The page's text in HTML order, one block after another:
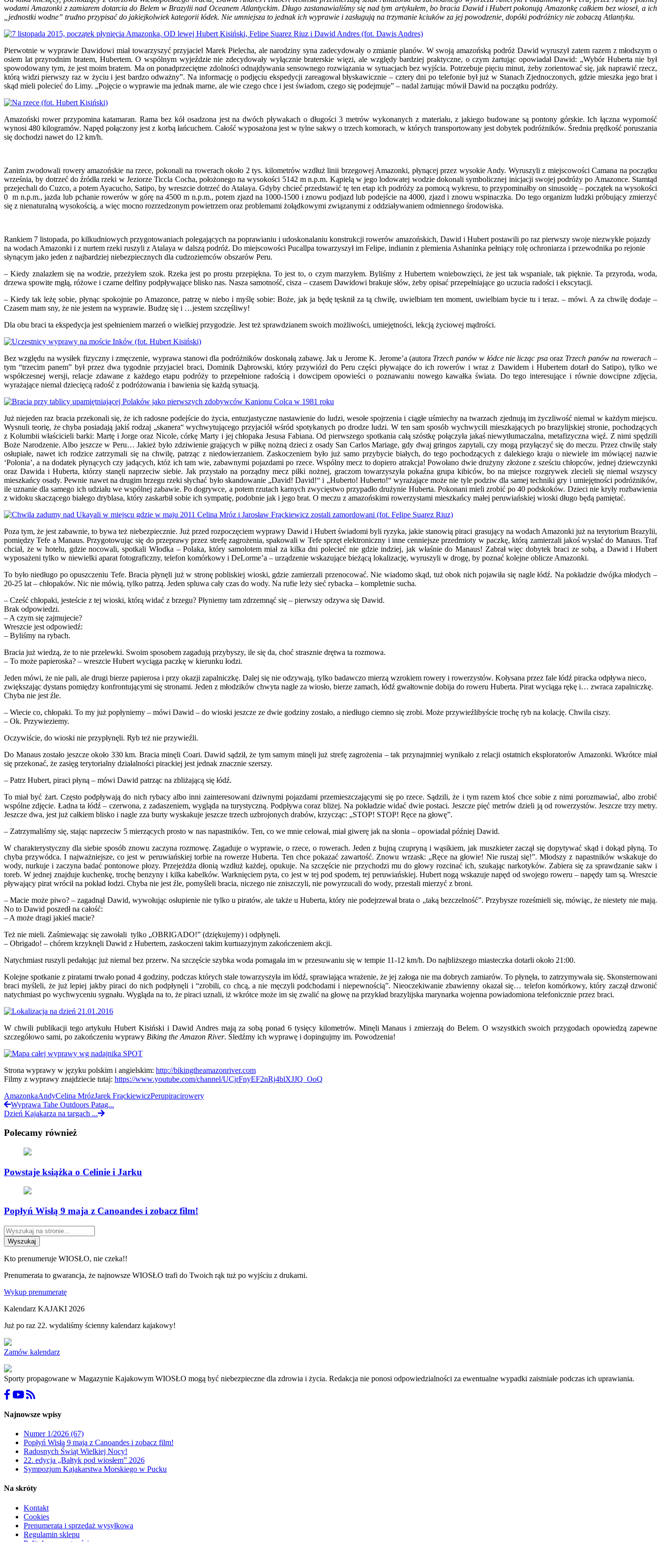
wodami Amazonki z zamiarem dotarcia do Belem w Brazylii nad Oceanem Atlantyckim. Długo zastanawialiśmy się nad tym artykułem, bo bracia Dawid i Hubert pokonują Amazonkę całkiem bez wioseł, a ich
„jednostki wodne” trudno przypisać do jakiejkolwiek kategorii łódek. Nie umniejsza to jednak ich wyprawie i zasługują na trzymanie kciuków za jej powodzenie, dopóki podróżnicy nie zobaczą Atlantyku.
Pierwotnie w wyprawie Dawidowi miał towarzyszyć przyjaciel Marek Pielecha, ale narodziny syna zadecydowały o zmianie planów. W swoją amazońską podróż Dawid wyruszył zatem razem z młodszym o
osiem lat przyrodnim bratem, Hubertem. O wspólnym wyjeździe nie zdecydowały wyłącznie braterskie więzi, ale względy bardziej praktyczne, o czym żartując opowiadał Dawid: „Wybór Huberta nie był
spowodowany tym, że jest moim bratem. Ma on ponadprzeciętne zdolności odnajdywania sensownego rozwiązania w sytuacjach bez wyjścia. Potrzebuje pięciu minut, żeby zorientować się, jak naprawić rzecz,
którą widzi pierwszy raz w życiu i jest bardzo odważny”. Na informację o podjęciu ekspedycji zareagował błyskawicznie – cztery dni po telefonie był już w Stanach Zjednoczonych, gdzie mieszka jego brat i
skąd mieli polecieć do Limy. „Pojęcie o wyprawie ma jednak marne, ale wie czego chce i jest świadom, czego się podejmuje” – nadal żartując mówił Dawid na początku podróży.
Amazoński rower przypomina katamaran. Rama bez kół osadzona jest na dwóch pływakach o długości 3 metrów wykonanych z materiału, z jakiego budowane są pontony górskie. Ich łączna wyporność
wynosi 480 kilogramów. Napęd połączony jest z korbą łańcuchem. Całość wyposażona jest w tylne sakwy o trzech komorach, w których transportowany jest dobytek podróżników. Średnia prędkość poruszania
się dochodzi nawet do 12 km/h.
Zanim zwodowali rowery amazońskie na rzece, pokonali na rowerach około 2 tys. kilometrów wzdłuż linii brzegowej Amazonki, płynącej przez wysokie Andy. Wyruszyli z miejscowości Camana na początku
września, by dotrzeć do źródła rzeki w Jeziorze Ticcla Cocha, położonego na wysokości 5142 m n.p.m. Kąpielą w jego lodowatej wodzie dokonali symbolicznej inicjacji swojej podróży po Amazonce. Stamtąd
przejechali do Cuzco, a potem Ayacucho, Satipo, by wreszcie dotrzeć do Atalaya. Gdyby chcieć przedstawić tę ten etap ich podróży za pomocą wykresu, to przypominałby on sinusoidę – początek na wysokości
0 m n.p.m., jazda lub pchanie rowerów w górę na 4500 m n.p.m., potem zjazd na 1000-1500 i znowu podjazd lub podejście na 4000, zjazd i znowu wspinaczka. Do tego organizm ludzki próbujący zmierzyć
się z nienaturalną wysokością, a więc mocno rozrzedzonym powietrzem oraz problemami żołądkowymi związanymi z oddziaływaniem odmiennego środowiska.
Rankiem 7 listopada, po kilkudniowych przygotowaniach polegających na poprawianiu i udoskonalaniu konstrukcji rowerów amazońskich, Dawid i Hubert postawili po raz pierwszy swoje niezwykłe pojazdy
na wodach Amazonki i z nurtem rzeki ruszyli z Atalaya w dalszą podróż. Do miejscowości Pucallpa towarzyszył im Felipe, indianin z plemienia Ashaninka pełniący rolę ochroniarza i przewodnika po rejonie
słynącym jako jeden z najbardziej niebezpiecznych dla cudzoziemców obszarów Peru.
– Kiedy znalazłem się na wodzie, przeżyłem szok. Rzeka jest po prostu przepiękna. To jest to, o czym marzyłem. Byliśmy z Hubertem wniebowzięci, że jest tak wspaniale, tak pięknie. Ta przyroda, woda,
drzewa spowite mgłą, różowe i czarne delfiny podpływające blisko nas. Nasza samotność, cisza – czasem Dawidowi brakuje słów, żeby opisać przepełniające go uczucia radości i ekscytacji.
– Kiedy tak leżę sobie, płynąc spokojnie po Amazonce, patrzę w niebo i myślę sobie: Boże, jak ja będę tęsknił za tą chwilę, uwielbiam ten moment, uwielbiam bycie tu i teraz. – mówi. A za chwilę dodaje –
Czasem mam sny, że nie jestem na wyprawie. Budzę się i …jestem szczęśliwy!
Dla obu braci ta ekspedycja jest spełnieniem marzeń o wielkiej przygodzie. Jest też sprawdzianem swoich możliwości, umiejętności, lekcją życiowej mądrości.
Bez względu na wysiłek fizyczny i zmęczenie, wyprawa stanowi dla podróżników doskonałą zabawę. Jak u Jerome K. Jerome’a (autora Trzech panów w łódce nie licząc psaoraz Trzech panów na rowerach­–
tym “trzecim panem” był przez dwa tygodnie przyjaciel braci, Dominik Dąbrowski, który przywiózł do Peru części pływające do ich rowerów i wraz z Dawidem i Hubertem dotarł do Satipo), tylko we
współczesnej wersji, relacje zdawane z każdego etapu podróży to przepełnione radością i dowcipem opowieści o poznawaniu nowego kawałka świata. Do tego interesujące i równie dowcipne zdjęcia,
wyrażające niemal dziecięcą radość z podróżowania i bawienia się każdą sytuacją.
Już niejeden raz bracia przekonali się, że ich radosne podejście do życia, entuzjastyczne nastawienie do ludzi, wesołe spojrzenia i ciągłe uśmiechy na twarzach zjednują im życzliwość niemal w każdym miejscu.
Wysnuli teorię, że chyba posiadają jakiś rodzaj „skanera“ wychwytującego przyjaciół wśród spotykanych po drodze ludzi. W ten sam sposób wychwycili mieszkających po brazylijskiej stronie, pochodzących
z Kolumbii właścicieli barki: Martę i Jorge oraz Nicole, córkę Marty i jej chłopaka Jesusa Fabiana. Od pierwszego spotkania całą szóstkę połączyła jakaś niewytłumaczalna, metafizyczna więź. Z nimi spędzili
Boże Narodzenie. Albo jeszcze w Peru… Jakież było zdziwienie grających w piłkę nożną dzieci z osady San Carlos Mariage, gdy dwaj gringos zapytali, czy mogą przyłączyć się do meczu. Przez chwilę stały
osłupiałe, nawet ich rodzice zatrzymali się na chwilę, patrząc z niedowierzaniem. Zaskoczeniem było już samo przybycie białych, do tego pochodzących z dalekiego kraju o niewiele im mówiącej nazwie
‘Polonia’, a na dodatek płynących czy jadących, któż ich tam wie, zabawnymi pojazdami po rzece. Wspólny mecz to dopiero atrakcja! Powołano dwie drużyny złożone z sześciu chłopców, jednej dziewczynki
oraz Dawida i Huberta, którzy stanęli naprzeciw siebie. Jak przystało na porządny mecz piłki nożnej, graczom towarzyszyła pokaźna grupa kibiców, bo na miejsce rozgrywek zlecieli się niemal wszyscy
mieszkańcy osady. Pewnie nawet na drugim brzegu rzeki słychać było skandowanie „David! David!“ i „Huberto! Huberto!“ wyrażające może nie tyle podziw dla samej techniki gry i umiejętności podróżników,
ile uznanie dla samego ich udziału we wspólnej zabawie. Po dogrywce, a potem rzutach karnych zwycięstwo przypadło drużynie Huberta. Pokonani mieli zrobić po 40 podskoków. Dzieci nie kryły rozbawienia
z widoku skaczącego białego dryblasa, który zaskarbił sobie ich sympatię, podobnie jak i jego brat. O meczu z amazońskimi rowerzystami mieszkańcy małej peruwiańskiej wioski długo będą pamiętać.
Poza tym, że jest zabawnie, to bywa też niebezpiecznie. Już przed rozpoczęciem wyprawy Dawid i Hubert świadomi byli ryzyka, jakie stanowią piraci grasujący na wodach Amazonki już na terytorium Brazylii,
pomiędzy Tefe a Manaus. Przygotowując się do przeprawy przez strefę zagrożenia, spakowali w Tefe sprzęt elektroniczny i inne cenniejsze przedmioty w paczkę, którą zamierzali jakoś wysłać do Manaus. Traf
chciał, że w hotelu, gdzie nocowali, spotkali Włodka – Polaka, który samolotem miał za kilka dni polecieć nie gdzie indziej, jak właśnie do Manaus! Zabrał więc dobytek braci ze sobą, a Dawid i Hubert
wyposażeni tylko w niewielki aparat fotograficzny, telefon komórkowy i DeLorme’a – urządzenie wskazujące bieżącą lokalizację, wyruszyli w drogę, by poznać kolejne oblicze Amazonki.
To było niedługo po opuszczeniu Tefe. Bracia płynęli już w stronę pobliskiej wioski, gdzie zamierzali przenocować. Nie wiadomo skąd, tuż obok nich pojawiła się nagle łódź. Na pokładzie dwójka młodych –
20-25 lat – chłopaków. Nic nie mówią, tylko patrzą. Jeden spluwa cały czas do wody. Na rufie leży sieć rybacka – kompletnie sucha.
– Cześć chłopaki, jesteście z tej wioski, którą widać z brzegu? Płyniemy tam zdrzemnąć się – pierwszy odzywa się Dawid.
Brak odpowiedzi.
– A czym się zajmujecie?
Wreszcie jest odpowiedź:
– Byliśmy na rybach.
Bracia już wiedzą, że to nie przelewki. Swoim sposobem zagadują przybyszy, ile się da, choć strasznie drętwa ta rozmowa.
– To może papieroska? – wreszcie Hubert wyciąga paczkę w kierunku łodzi.
Jeden mówi, że nie pali, ale drugi bierze papierosa i przy okazji zapalniczkę. Dalej się nie odzywają, tylko badawczo mierzą wzrokiem rowery i rowerzystów. Kołysana przez fale łódź piracka odpływa nieco,
zwiększając dystans pomiędzy konfrontującymi się stronami. Jeden z młodzików chwyta nagle za wiosło, bierze zamach, łódź gwałtownie dobija do roweru Huberta. Pirat wyciąga rękę i… zwraca zapalniczkę.
Chyba nie jest źle.
– Wiecie co, chłopaki. To my już popłyniemy – mówi Dawid – do wioski jeszcze ze dwie godziny zostało, a niedługo ciemno się zrobi. Może przywieźlibyście trochę ryb na kolację. Chwila ciszy.
– Ok. Przywieziemy.
Oczywiście, do wioski nie przypłynęli. Ryb też nie przywieźli.
Do Manaus zostało jeszcze około 330 km. Bracia minęli Coari. Dawid sądził, że tym samym minęli już strefę zagrożenia – tak przynajmniej wynikało z relacji ostatnich eksploratorów Amazonki. Wkrótce miał
się przekonać, że zasięg terytorialny działalności pirackiej jest jednak znacznie szerszy.
– Patrz Hubert, piraci płyną – mówi Dawid patrząc na zbliżającą się łódź.
To miał być żart. Często podpływają do nich rybacy albo inni zainteresowani dziwnymi pojazdami przemieszczającymi się po rzece. Sądzili, że i tym razem ktoś chce sobie z nimi porozmawiać, albo zrobić
wspólne zdjęcie. Ładna ta łódź – czerwona, z zadaszeniem, wygląda na turystyczną. Podpływa coraz bliżej. Na pokładzie widać dwie postaci. Jeszcze pięć metrów dzieli ją od rowerzystów. Jeszcze trzy metry.
Jeszcze dwa, jest już całkiem blisko i nagle zza burty wyskakuje jeszcze trzech uzbrojonych drabów, krzycząc: „STOP! STOP! Ręce na głowę”.
– Zatrzymaliśmy się, stając naprzeciw 5 mierzących prosto w nas napastników. Ten, co we mnie celował, miał giwerę jak na słonia – opowiadał później Dawid.
W charakterystyczny dla siebie sposób znowu zaczyna rozmowę. Zagaduje o wyprawie, o rzece, o rowerach. Jeden z bujną czupryną i wąsikiem, jak muszkieter zaczął się dopytywać skąd i dokąd płyną. To
chyba przywódca. I najważniejsze, co jest w peruwiańskiej torbie na rowerze Huberta. Ten chce pokazać zawartość. Znowu wrzask: „Ręce na głowie! Nie ruszaj się!”. Młodszy z napastników wskakuje do
wody, nurkuje i zaczyna badać pontonowe płozy. Przejeżdża dłonią wzdłuż każdej, opukuje. Na szczęście nie przychodzi mu do głowy rozcinać ich, szukając narkotyków. Zabiera się za sprawdzanie sakw i
toreb. W jednej znajduje kuchenkę, trochę benzyny i kilka kabelków. Warknięciem pyta, co jest w tej pod spodem, tej peruwiańskiej. Hubert nogą wskazuje napęd od swojego roweru – napędy tam są. Wreszcie
pływający pirat wrócił na pokład łodzi. Chyba nie jest źle, pomyśleli bracia, niczego nie zniszczyli, nie powyrzucali do wody, przestali mierzyć z broni.
– Macie może piwo? – zagadnął Dawid, wywołując osłupienie nie tylko u piratów, ale także u Huberta, który nie podejrzewał brata o „taką bezczelność”. Przybysze roześmieli się, mówiąc, że niestety nie mają.
No to Dawid poszedł na całość:
– A może dragi jakieś macie?
Też nie mieli. Zaśmiewając się zawołali tylko „OBRIGADO!” (dziękujemy) i odpłynęli.
– Obrigado! – chórem krzyknęli Dawid z Hubertem, zaskoczeni takim kurtuazyjnym zakończeniem akcji.
Natychmiast ruszyli pedałując już niemal bez przerw. Na szczęście szybka woda pomagała im w przesuwaniu się w tempie 11-12 km/h. Do najbliższego miasteczka dotarli około 21:00.
Kolejne spotkanie z piratami trwało ponad 4 godziny, podczas których stale towarzyszyła im łódź, sprawiająca wrażenie, że jej załoga nie ma dobrych zamiarów. To płynęła, to zatrzymywała się. Skonsternowani
braci myśleli, że już lepiej jakby piraci do nich podpłynęli i “zrobili, co chcą, a nie męczyli podchodami i niepewnością”. Nieoczekiwanie zbawienny okazał się… telefon komórkowy, który zaczął dzwonić
natychmiast po wychwyceniu sygnału. Wygląda na to, że piraci uznali, iż wkrótce może im się zwalić na głowę na przykład brazylijska marynarka wojenna powiadomiona telefonicznie przez braci.
W chwili publikacji tego artykułu Hubert Kisiński i Dawid Andres mają za sobą ponad 6 tysięcy kilometrów. Minęli Manaus i zmierzają do Belem. O wszystkich swoich przygodach opowiedzą zapewne
szczegółowo sami, po zakończeniu wyprawy Biking the Amazon River. Śledźmy ich wyprawę i dopingujmy im. Powodzenia!
Strona wyprawy w języku polskim i angielskim: http://bikingtheamazonriver.com
Filmy z wyprawy znajdziecie tutaj: https://www.youtube.com/channel/UCjrFnyEF2nRj4blXJJQ_OoQ
AmazonkaAndyCelina MrózJarek FrąckiewiczPerupiracirowery
Wyprawa Tahe Outdoors Patag...
Dzień Kajakarza na targach ...
Polecamy również
Powstaje książka o Celinie i Jarku
Popłyń Wisłą 9 maja z Canoandes i zobacz film!
Wyszukaj
Kto prenumeruje WIOSŁO, nie czeka!!
Prenumerata to gwarancja, że najnowsze WIOSŁO trafi do Twoich rąk tuż po wyjściu z drukarni.
Wykup prenumeratę
Kalendarz KAJAKI 2026
Już po raz 22. wydaliśmy ścienny kalendarz kajakowy!
Zamów kalendarz
Sporty propagowane w Magazynie Kajakowym WIOSŁO mogą być niebezpieczne dla zdrowia i życia. Redakcja nie ponosi odpowiedzialności za ewentualne wypadki zaistniałe podczas ich uprawiania.
Najnowsze wpisy
Numer 1/2026 (67)
Popłyń Wisłą 9 maja z Canoandes i zobacz film!
Radosnych Świąt Wielkiej Nocy!
22. edycja „Bałtyk pod wiosłem” 2026
Sympozjum Kajakarstwa Morskiego w Pucku
Na skróty
Kontakt
Cookies
Prenumerata i sprzedaż wysyłkowa
Regulamin sklepu